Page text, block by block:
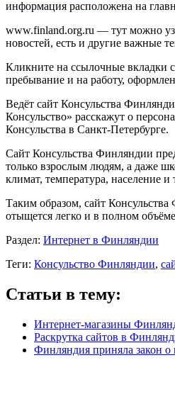
информация расположена на
www.finland.org.ru — тут можно
новостей, есть и другие важные
Кликните на ссылочные вкладки
пребывание и на работу,
Ведёт сайт Консульства
Консульство» расскажут о
Консульства в Санкт-Петербурге.
Сайт Консульства Финляндии
только взрослым людям, а даже
климат, температура, население
Таким образом, сайт
отыщется легко и в полном
Раздел: Интернет в Финляндии
Теги: Консульство Финляндии,
Статьи в тему:
Интернет-магазины
Раскрутка сайтов в
Финляндия приняла закон